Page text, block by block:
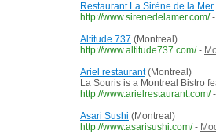
Restaurant La Sirène de la Mer
http://www.sirenedelamer.com/ -
Altitude 737 (Montreal)
http://www.altitude737.com/ -
Ariel restaurant(Montreal)
La Souris is a Montreal Bistro
http://www.arielrestaurant.com/ -
Asari Sushi (Montreal)
http://www.asarisushi.com/ -